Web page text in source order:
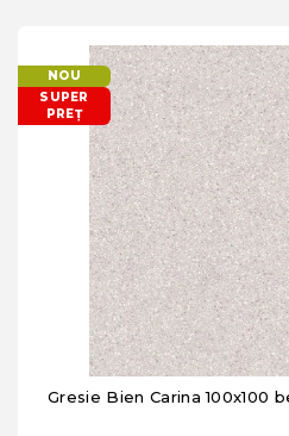
NOU
SUPER
PREȚ
Gresie Bien Carina 100x100